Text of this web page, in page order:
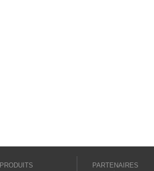
PRODUITS
PARTENAIRES